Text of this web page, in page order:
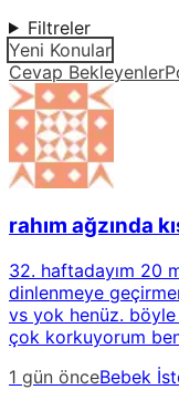
Filtreler
Yeni Konular
Cevap Bekleyenler
rahım ağzında
32. haftadayım 20
dinlenmeye
vs yok henüz. böyle
çok korkuyorum
1 gün önceBebek